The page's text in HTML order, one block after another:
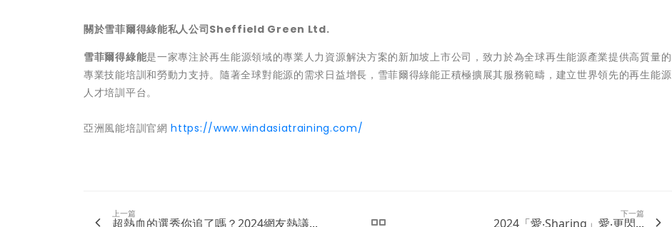
關於雪菲爾得綠能私人公司Sheffield Green Ltd.
雪菲爾得綠能是一家專注於再生能源領域的專業人力資源解決方案的新加坡上市公司，致力於為全球再生能源產業提供高質量的
專業技能培訓和勞動力支持。隨著全球對能源的需求日益增長，雪菲爾得綠能正積極擴展其服務範疇，建立世界領先的再生能源
人才培訓平台。
亞洲風能培訓官網https://www.windasiatraining.com/
上一篇
超熱血的選秀你追了嗎？2024網友熱議...
下一篇
2024「愛‧Sharing」愛‧更閃...